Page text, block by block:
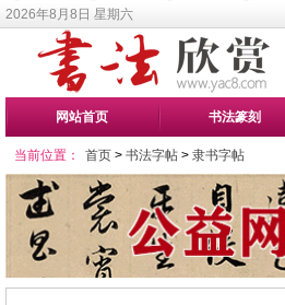
2026年8月8日 星期六
网站首页 书法篆刻
当前位置： 首页 > 书法字帖 > 隶书字帖